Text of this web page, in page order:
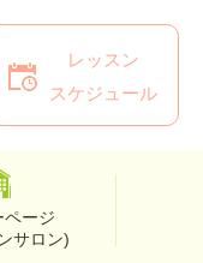
レッスン
スケジュール
ページ
サロン)